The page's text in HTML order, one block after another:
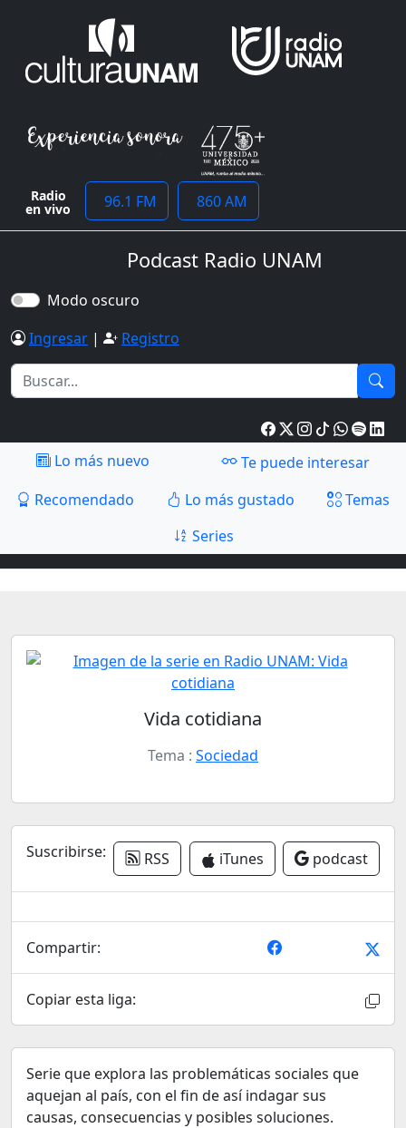
Radio
en vivo 96.1 FM 860 AM
Podcast Radio UNAM
Modo oscuro
Ingresar | Registro
Lo más nuevo
Te puede interesar
Recomendado
Lo más gustado
Temas
Series
Vida cotidiana
Tema : Sociedad
Suscribirse: RSS iTunes podcast
Compartir:
Copiar esta liga:
Serie que explora las problemáticas sociales que
aquejan al país, con el fin de así indagar sus
causas, consecuencias y posibles soluciones.